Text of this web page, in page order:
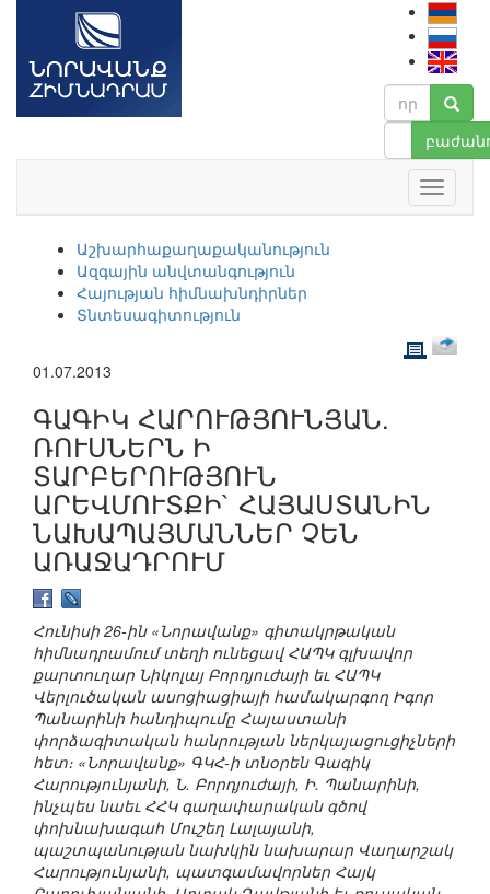
Աշխարհաքաղաքականություն
Ազգային անվտանգություն
Հայության հիմնախնդիրներ
Տնտեսագիտություն
01.07.2013
ԳԱԳԻԿ ՀԱՐՈՒԹՅՈՒՆՅԱՆ.
ՌՈՒՍՆԵՐՆ Ի
ՏԱՐԲԵՐՈՒԹՅՈՒՆ
ԱՐԵՎՄՈՒՏՔԻ` ՀԱՅԱՍՏԱՆԻՆ
ՆԱԽԱՊԱՅՄԱՆՆԵՐ ՉԵՆ
ԱՌԱՋԱԴՐՈՒՄ
Հունիսի 26-ին «Նորավանք» գիտակրթական
հիմնադրամում տեղի ունեցավ ՀԱՊԿ գլխավոր
քարտուղար Նիկոլայ Բորդյուժայի եւ ՀԱՊԿ
Վերլուծական ասոցիացիայի համակարգող Իգոր
Պանարինի հանդիպումը Հայաստանի
փորձագիտական հանրության ներկայացուցիչների
հետ։ «Նորավանք» ԳԿՀ-ի տնօրեն Գագիկ
Հարությունյանի, Ն. Բորդյուժայի, Ի. Պանարինի,
ինչպես նաեւ ՀՀԿ գաղափարական գծով
փոխնախագահ Մուշեղ Լալայանի,
պաշտպանության նախկին նախարար Վաղարշակ
Հարությունյանի, պատգամավորներ Հայկ